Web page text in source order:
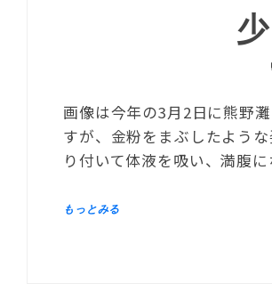
画像は今年の3月2日に熊野
すが、金粉をまぶしたよう
り付いて体液を吸い、満腹